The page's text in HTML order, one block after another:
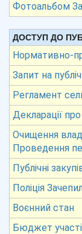
Фотоальбом
ДОСТУП ДО
Нормативно-
Запит на
Регламент
Декларації
Очищення
Проведення
Публічні
Поліція
Воєнний стан
Бюджет участі